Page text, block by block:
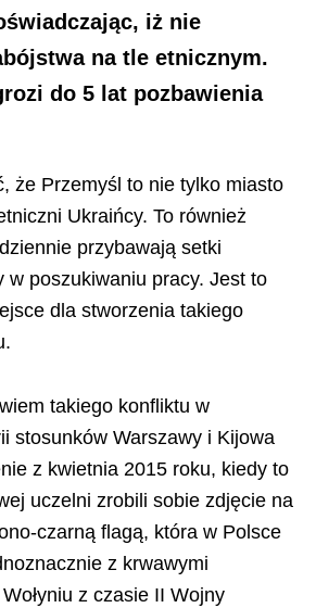
iż nie
na tle etnicznym.
do 5 lat pozbawienia
że Przemyśl to nie tylko miasto
Ukraińcy. To również
przybawają setki
w poszukiwaniu pracy. Jest to
dla stworzenia takiego
takiego konfliktu w
stosunków Warszawy i Kijowa
z kwietnia 2015 roku, kiedy to
uczelni zrobili sobie zdjęcie na
czarną flagą, która w Polsce
z krwawymi
z czasie II Wojny